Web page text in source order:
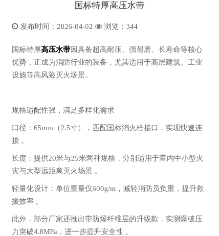
​国标特厚高压水带
发布时间：2026-04-02 浏览： 344
国标特厚高压水带因具备超高耐压、强耐磨、长寿命等核心
优势，正成为消防行业的装备，尤其适用于高层建筑、工业
设施等高风险灭火场景‌。
规格适配性强，满足多样化需求
‌口径‌：65mm（2.5寸），匹配国标消火栓接口，实现快速连
接 。
‌长度‌：提供20米与25米两种规格，分别适用于室内中小型火
灾与大型远距离灭火场景 。
‌轻量化设计‌：单位重量仅600g/m，减轻消防员负重，提升救
援效率 。
此外，部分厂家还推出带防爆纤维层的升级款，实测爆破压
力突破4.8MPa，进一步提升安全性 。